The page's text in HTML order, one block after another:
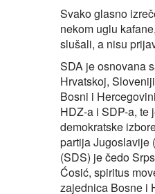
Svako glasno
nekom uglu
slušali, a nisu
SDA je osnovana
Hrvatskoj,
Bosni i
HDZ-a i SDP-a, te
demokratske
partija Jugoslavije
(SDS) je čedo
Ćosić, spiritus
zajednica Bosne i